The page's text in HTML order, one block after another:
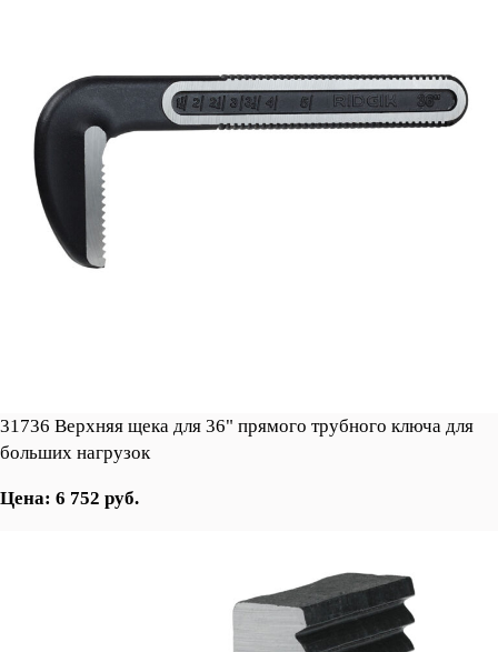
31736 Верхняя щека для 36" прямого трубного ключа для
больших нагрузок
Цена: 6 752 руб.